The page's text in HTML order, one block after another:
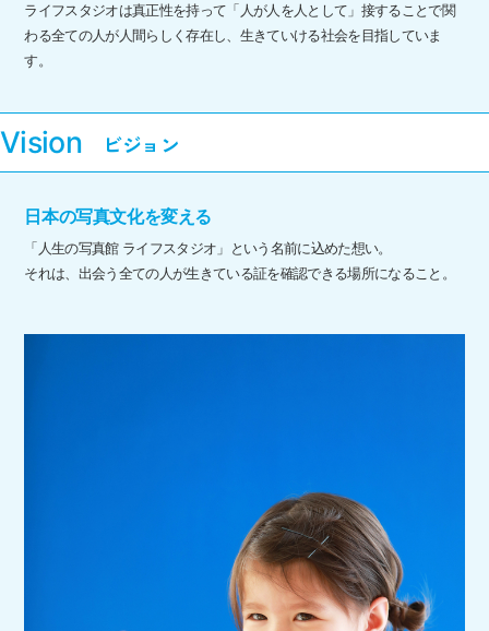
ライフスタジオは真正性を持って「人が人を人として」接することで関
わる全ての人が人間らしく存在し、生きていける社会を目指していま
す。
Vision
日本の写真文化を変える
「人生の写真館 ライフスタジオ」という名前に込めた想い。
それは、出会う全ての人が生きている証を確認できる場所になること。